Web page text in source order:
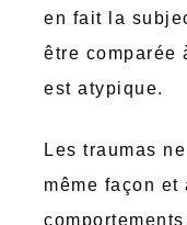
en fait la
être comparée
est atypique.
Les traumas
même façon et